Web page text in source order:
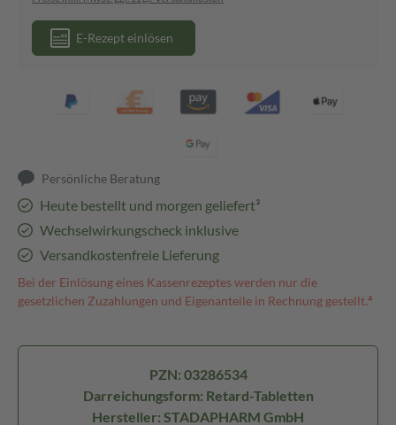
E-Rezept einlösen
Persönliche Beratung
Heute bestellt und morgen geliefert³
Wechselwirkungscheck inklusive
Versandkostenfreie Lieferung
Bei der Einlösung eines Kassenrezeptes werden nur die
gesetzlichen Zuzahlungen und Eigenanteile in Rechnung gestellt.⁴
PZN: 03286534
Darreichungsform: Retard-Tabletten
Hersteller: STADAPHARM GmbH